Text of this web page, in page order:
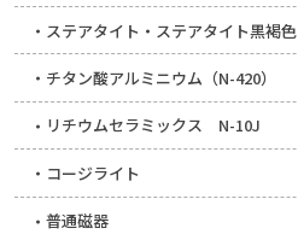
ステアタイト・ステアタイト黒褐色
チタン酸アルミニウム（N-420）
リチウムセラミックス N-10J
コージライト
普通磁器